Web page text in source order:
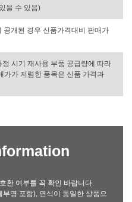
을 수 있음)
개된 경우 신품가격대비 판매가
시기 재사용 부품 공급량에 따라
가가 저렴한 품목은 신품 가격과
환 여부를 꼭 확인 바랍니다.
명 포함), 연식이 동일한 상품으